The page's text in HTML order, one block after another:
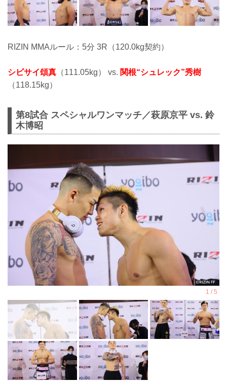
RIZIN MMAルール：5分 3R（120.0kg契約）
シビサイ頌真 （111.05kg） vs. 関根“シュレック”秀樹
（118.15kg）
第8試合 スペシャルワンマッチ／萩原京平 vs. 鈴
木博昭